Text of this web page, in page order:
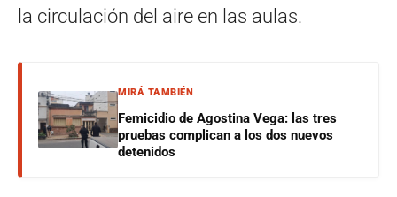
la circulación del aire en las aulas.
MIRÁ TAMBIÉN
Femicidio de Agostina Vega: las tres
pruebas complican a los dos nuevos
detenidos